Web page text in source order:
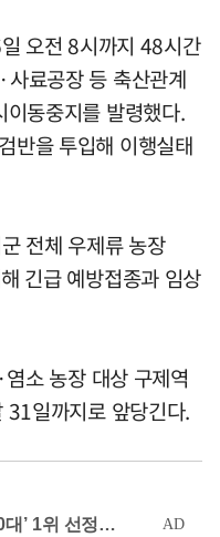
오전 8시까지 48시간
료공장 등 축산관계
동중지를 발령했다.
반을 투입해 이행실태
전체 우제류 농장
긴급 예방접종과 임상
소 농장 대상 구제역
31일까지로 앞당긴다.